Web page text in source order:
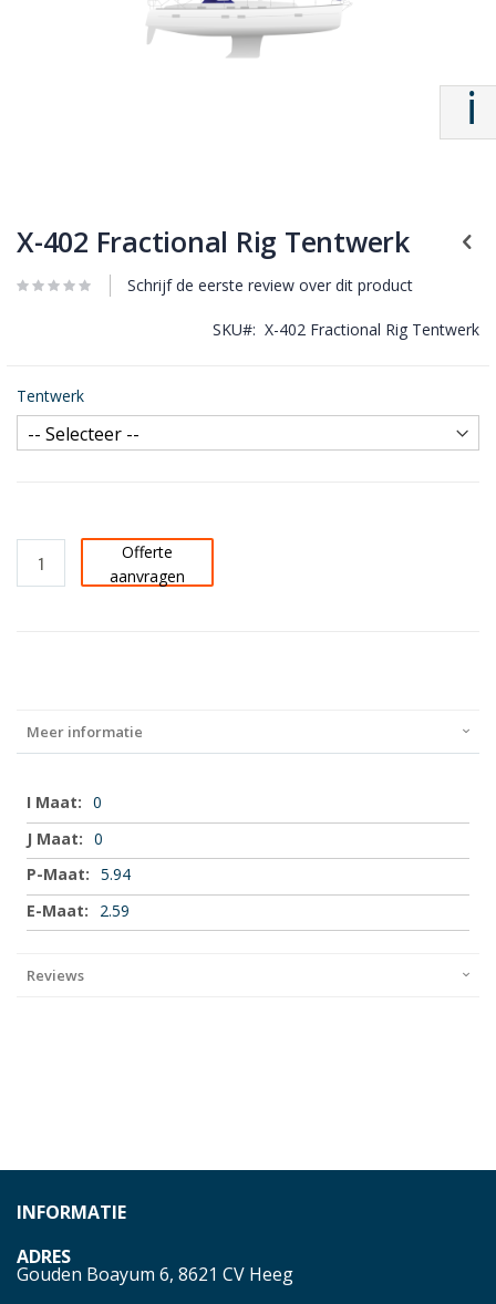
X-402 Fractional Rig Tentwerk
Schrijf de eerste review over dit product
SKU X-402 Fractional Rig Tentwerk
Tentwerk
Offerte
aanvragen
Meer informatie
Meer
informatie
0
0
5.94
2.59
Reviews
INFORMATIE
ADRES
Gouden Boayum 6, 8621 CV Heeg